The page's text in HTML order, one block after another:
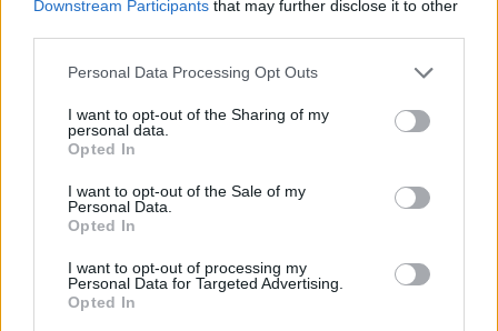
Downstream Participants that may further disclose it to other
Personal Data Processing Opt Outs
I want to opt-out of the Sharing of my
personal data.
Opted In
I want to opt-out of the Sale of my
Personal Data.
Opted In
I want to opt-out of processing my
Personal Data for Targeted Advertising.
Opted In